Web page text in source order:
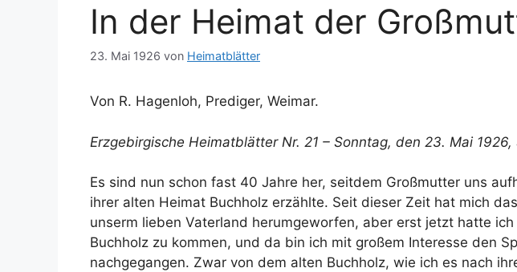
In der Heimat der
23. Mai 1926 von Heimatblätter
Von R. Hagenloh, Prediger, Weimar.
Erzgebirgische Heimatblätter Nr. 21 – Sonntag, den 23. Mai 1926,
Es sind nun schon fast 40 Jahre her, seitdem Großmutter uns
ihrer alten Heimat Buchholz erzählte. Seit dieser Zeit hat mich
unserm lieben Vaterland herumgeworfen, aber erst jetzt hatte
Buchholz zu kommen, und da bin ich mit großem Interesse den
nachgegangen. Zwar von dem alten Buchholz, wie ich es nach